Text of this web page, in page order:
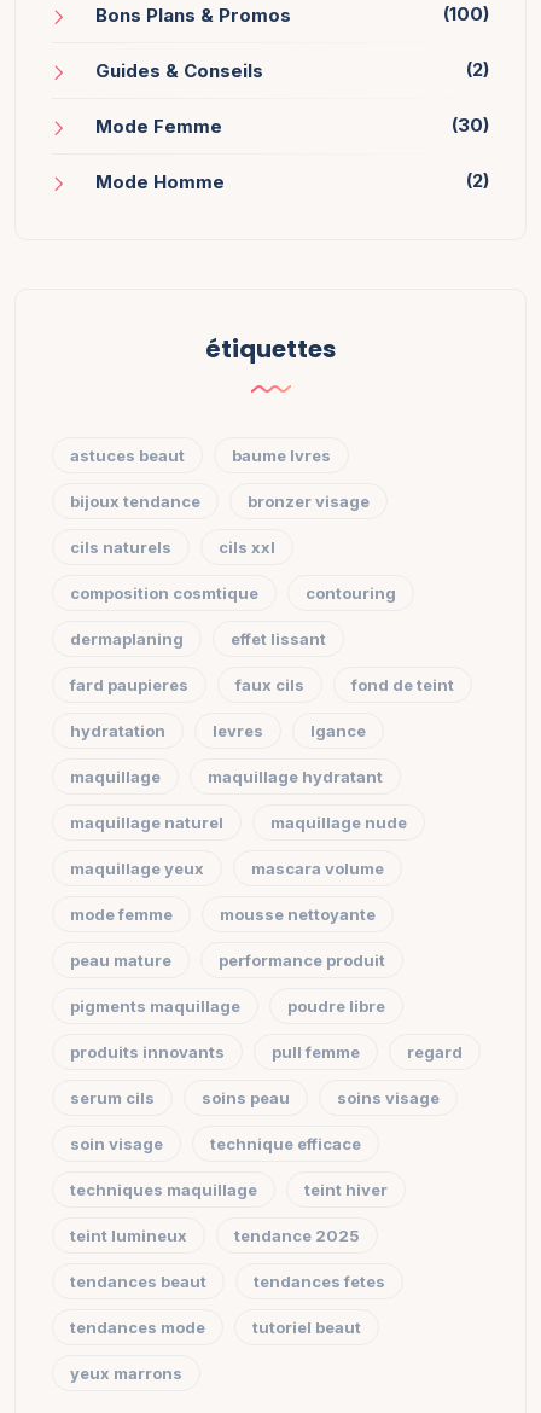
Bons Plans & Promos (100)
Guides & Conseils (2)
Mode Femme (30)
Mode Homme (2)
étiquettes
astuces beaut baume lvres
bijoux tendance bronzer visage
cils naturels cils xxl
composition cosmtique contouring
dermaplaning effet lissant
fard paupieres faux cils fond de teint
hydratation levres lgance
maquillage maquillage hydratant
maquillage naturel maquillage nude
maquillage yeux mascara volume
mode femme mousse nettoyante
peau mature performance produit
pigments maquillage poudre libre
produits innovants pull femme regard
serum cils soins peau soins visage
soin visage technique efficace
techniques maquillage teint hiver
teint lumineux tendance 2025
tendances beaut tendances fetes
tendances mode tutoriel beaut
yeux marrons